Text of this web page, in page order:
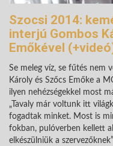
Szocsi 2014:
interjú Gombos
Emőkével
Se meleg víz, se fűtés nem
Károly és Szőcs Emőke a
ilyen nehézségekkel most
„Tavaly már voltunk itt
fogadtak minket. Most is
fokban, pulóverben kellett
elkészülniük a